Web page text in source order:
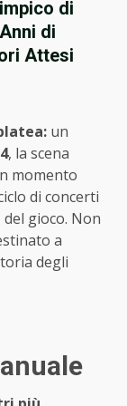
di
di
Attesi
un
, la scena
momento
di concerti
gioco. Non
a
degli